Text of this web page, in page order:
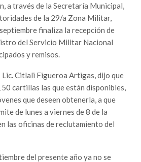
a través de la Secretaría Municipal,
de la 29/a Zona Militar,
finaliza la recepción de
del Servicio Militar Nacional
y remisos.
Citlali Figueroa Artigas, dijo que
cartillas las que están disponibles,
que deseen obtenerla, a que
de lunes a viernes de 8 de la
las oficinas de reclutamiento del
del presente año ya no se